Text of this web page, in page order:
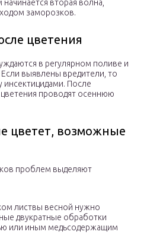
вторая волна,
заморозков.
цветения
в регулярном поливе и
выявлены вредители, то
После
проводят осеннюю
цветет, возможные
проблем выделяют
листвы весной нужно
двукратные обработки
или иным медьсодержащим